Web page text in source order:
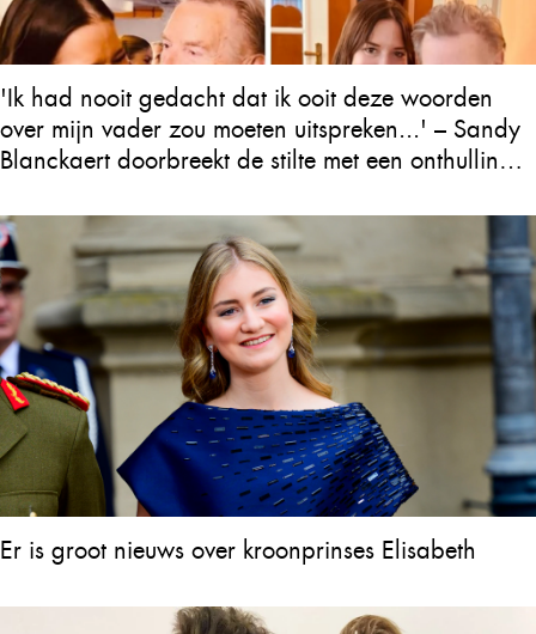
'Ik had nooit gedacht dat ik ooit deze woorden
over mijn vader zou moeten uitspreken...' – Sandy
Blanckaert doorbreekt de stilte met een onthulling
achterlaat
Er is groot nieuws over kroonprinses Elisabeth